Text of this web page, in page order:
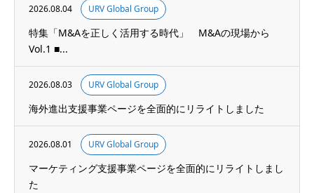
2026.08.04 URV Global Group
特集「M&Aを正しく活用する時代」 M&Aの現場から
Vol.1 ■...
2026.08.03 URV Global Group
海外進出支援事業ページを全面的にリライトしました
2026.08.01 URV Global Group
マーケティング支援事業ページを全面的にリライトしまし
た